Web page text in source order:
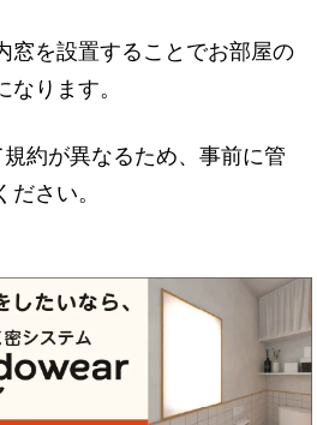
窓を設置することでお部屋の
ります。
約が異なるため、事前に管
さい。